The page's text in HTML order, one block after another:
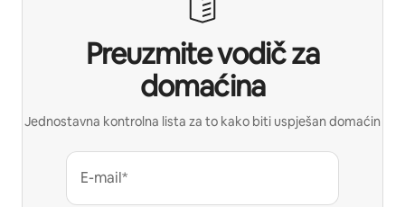
Preuzmite vodič za
domaćina
Jednostavna kontrolna lista za to kako biti uspješan domaćin
E-mail*